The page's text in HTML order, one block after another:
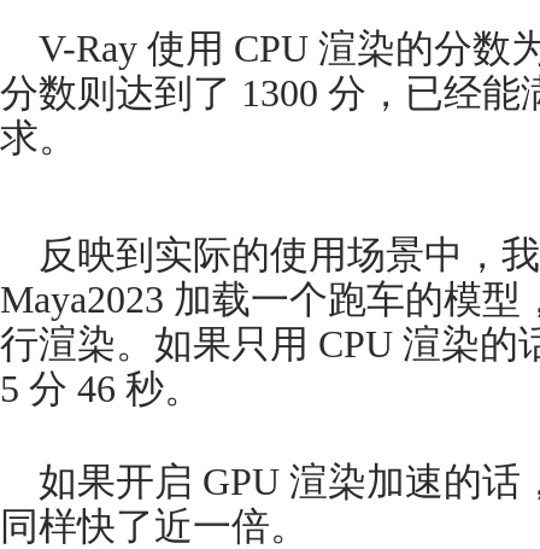
V-Ray 使用 CPU 渲染的分数
分数则达到了 1300 分，已经
求。
反映到实际的使用场景中，
Maya2023 加载一个跑车的模
行渲染。如果只用 CPU 渲染的
5 分 46 秒。
如果开启 GPU 渲染加速的话
同样快了近一倍。